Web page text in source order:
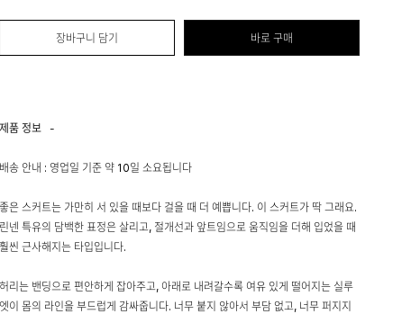
장바구니 담기 바로 구매
제품 정보 -
배송 안내 : 영업일 기준 약 10일 소요됩니다
좋은 스커트는 가만히 서 있을 때보다 걸을 때 더 예쁩니다. 이 스커트가 딱 그래요.
린넨 특유의 담백한 표정은 살리고, 절개선과 앞트임으로 움직임을 더해 입었을 때
훨씬 근사해지는 타입입니다.
허리는 밴딩으로 편안하게 잡아주고, 아래로 내려갈수록 여유 있게 떨어지는 실루
엣이 몸의 라인을 부드럽게 감싸줍니다. 너무 붙지 않아서 부담 없고, 너무 퍼지지